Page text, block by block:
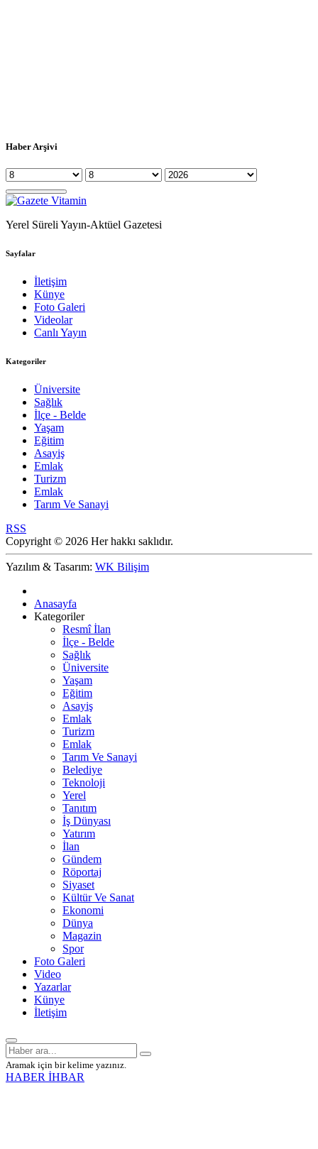
Haber Arşivi
Yerel Süreli Yayın-Aktüel Gazetesi
Sayfalar
İletişim
Künye
Foto Galeri
Videolar
Canlı Yayın
Kategoriler
Üniversite
Sağlık
İlçe - Belde
Yaşam
Eğitim
Asayiş
Emlak
Turizm
Emlak
Tarım Ve Sanayi
RSS
Copyright © 2026 Her hakkı saklıdır.
Yazılım & Tasarım: WK Bilişim
Anasayfa
Kategoriler
Resmî İlan
İlçe - Belde
Sağlık
Üniversite
Yaşam
Eğitim
Asayiş
Emlak
Turizm
Emlak
Tarım Ve Sanayi
Belediye
Teknoloji
Yerel
Tanıtım
İş Dünyası
Yatırım
İlan
Gündem
Röportaj
Siyaset
Kültür Ve Sanat
Ekonomi
Dünya
Magazin
Spor
Foto Galeri
Video
Yazarlar
Künye
İletişim
Aramak için bir kelime yazınız.
HABER İHBAR